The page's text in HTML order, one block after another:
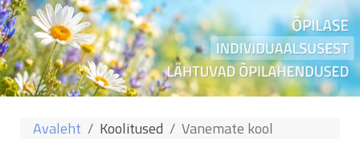
Avaleht Koolitused Vanemate kool